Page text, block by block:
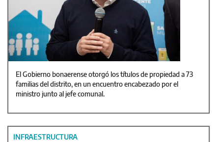
El Gobierno bonaerense otorgó los títulos de propiedad a 73
familias del distrito, en un encuentro encabezado por el
ministro junto al jefe comunal.
INFRAESTRUCTURA